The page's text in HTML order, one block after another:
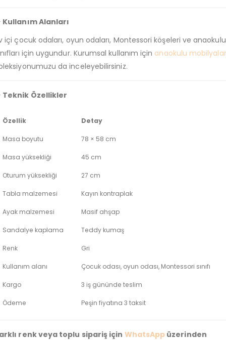
Kullanım Alanları
içi çocuk odaları, oyun odaları, Montessori köşeleri ve anaokulu
için uygundur. Kurumsal kullanım için anaokulu
da inceleyebilirsiniz.
Teknik Özellikler
Özellik Detay
Masa boyutu 78 × 58 cm
Masa yüksekliği 45 cm
Oturum yüksekliği 27 cm
Tabla malzemesi Kayın kontraplak
Ayak malzemesi Masif ahşap
Sandalye kaplama Teddy kumaş
Renk Gri
Kullanım alanı Çocuk odası, oyun odası, Montessori sınıfı
Kargo 3 iş gününde teslim
Ödeme Peşin fiyatına 3 taksit
renk veya toplu sipariş için WhatsApp üzerinden